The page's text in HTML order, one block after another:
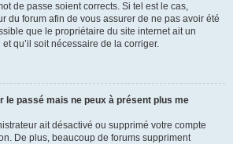
de passe soient corrects. Si tel est le cas,
du forum afin de vous assurer de ne pas avoir été
que le propriétaire du site internet ait un
qu’il soit nécessaire de la corriger.
le passé mais ne peux à présent plus me
ait désactivé ou supprimé votre compte
De plus, beaucoup de forums suppriment